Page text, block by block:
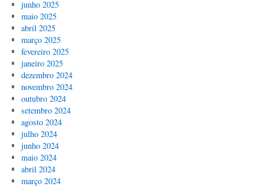
junho 2025
maio 2025
abril 2025
março 2025
fevereiro 2025
janeiro 2025
dezembro 2024
novembro 2024
outubro 2024
setembro 2024
agosto 2024
julho 2024
junho 2024
maio 2024
abril 2024
março 2024